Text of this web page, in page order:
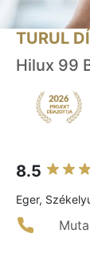
TURUL
Hilux 99
8.5
Eger,